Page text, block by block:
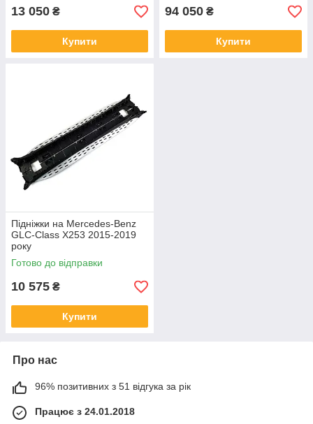
13 050 ₴
Купити
94 050 ₴
Купити
Підніжки на Mercedes-Benz
GLC-Class X253 2015-2019
року
Готово до відправки
10 575 ₴
Купити
Про нас
96% позитивних з 51 відгука за рік
Працює з 24.01.2018